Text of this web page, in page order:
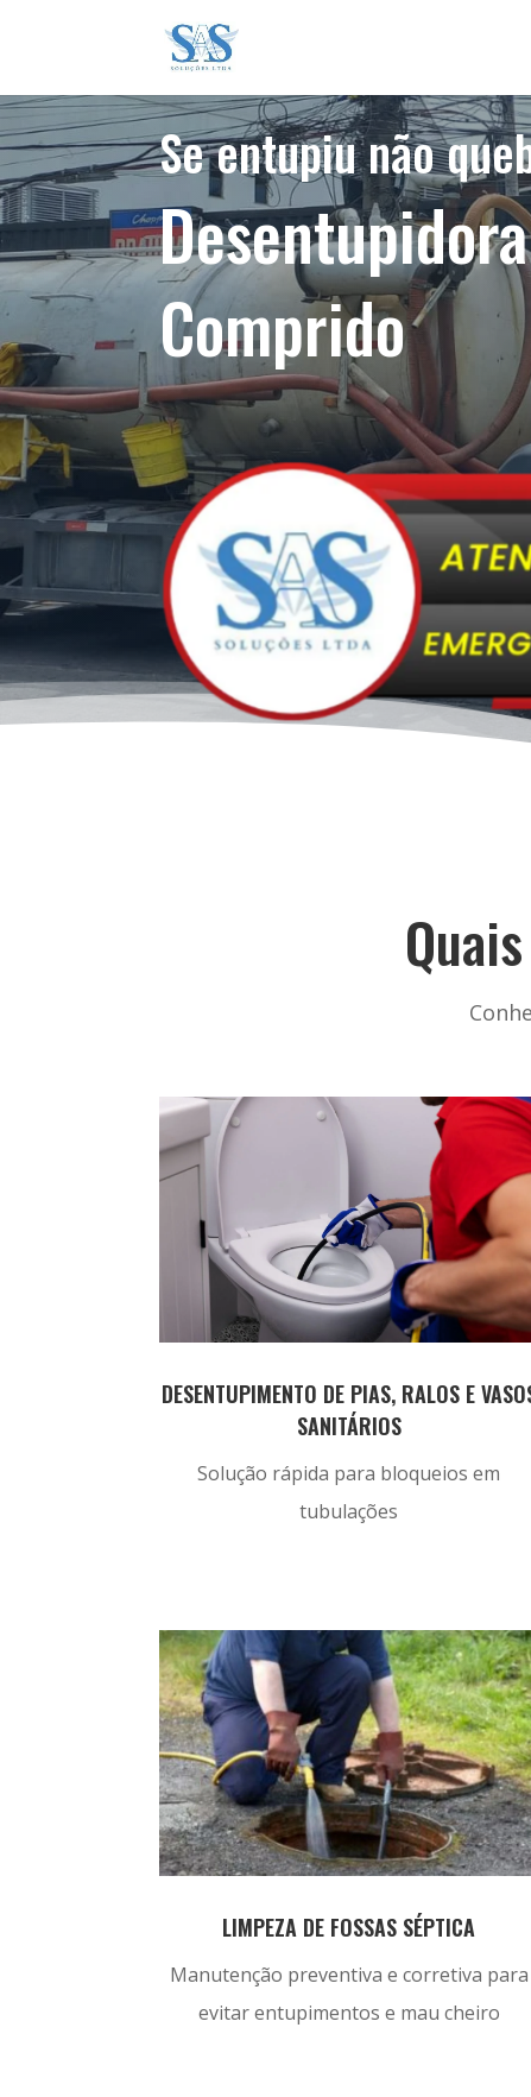
Se entupiu não
Comprido
DESENTUPIMENTO DE PIAS, RALOS E
SANITÁRIOS
Solução rápida para bloqueios em
tubulações
LIMPEZA DE FOSSAS SÉPTICA
Manutenção preventiva e corretiva para
evitar entupimentos e mau cheiro